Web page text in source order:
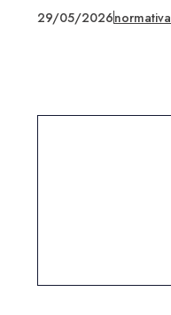
29/05/2026normativa